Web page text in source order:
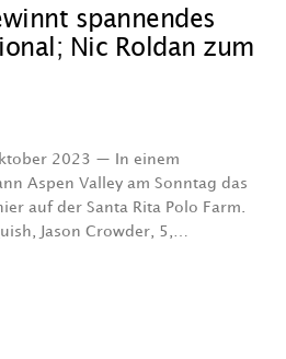
spannendes
Nic Roldan zum
2023 — In einem
Aspen Valley am Sonntag das
auf der Santa Rita Polo Farm.
Jason Crowder, 5,…